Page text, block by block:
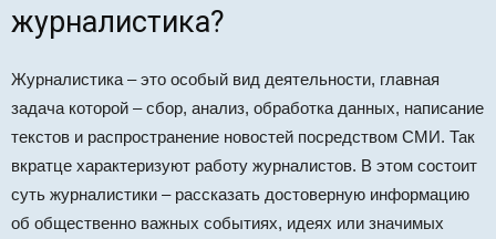
журналистика?
Журналистика – это особый вид деятельности, главная
задача которой – сбор, анализ, обработка данных, написание
текстов и распространение новостей посредством СМИ. Так
вкратце характеризуют работу журналистов. В этом состоит
суть журналистики – рассказать достоверную информацию
об общественно важных событиях, идеях или значимых